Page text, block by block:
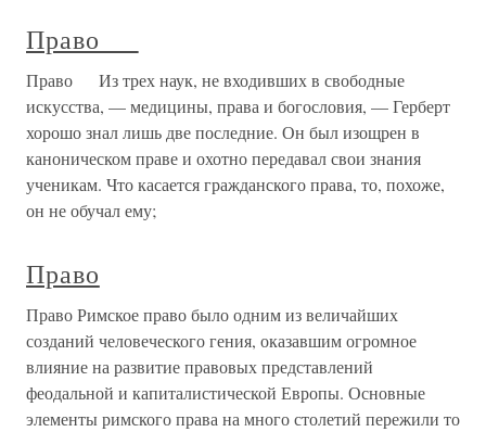
Право
Право Из трех наук, не входивших в свободные
искусства, — медицины, права и богословия, — Герберт
хорошо знал лишь две последние. Он был изощрен в
каноническом праве и охотно передавал свои знания
ученикам. Что касается гражданского права, то, похоже,
он не обучал ему;
Право
Право Римское право было одним из величайших
созданий человеческого гения, оказавшим огромное
влияние на развитие правовых представле­ний
феодальной и капиталистической Европы. Основные
элементы рим­ского права на много столетий пережили то